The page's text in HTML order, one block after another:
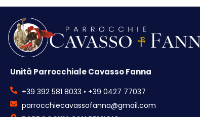
Unità Parrocchiale Cavasso Fanna
+39 392 581 8033 • +39 0427 77037
parrocchiecavassofanna@gmail.com